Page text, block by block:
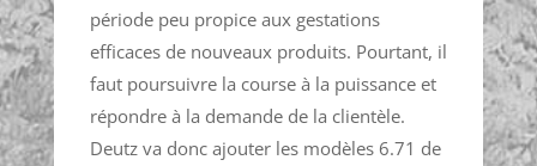
période peu propice aux gestations
efficaces de nouveaux produits. Pourtant, il
faut poursuivre la course à la puissance et
répondre à la demande de la clientèle.
Deutz va donc ajouter les modèles 6.71 de